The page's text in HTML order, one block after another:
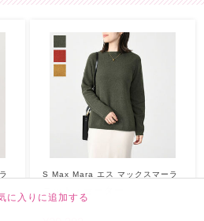
に入りに追加する
S Max Mara エス マックスマーラ